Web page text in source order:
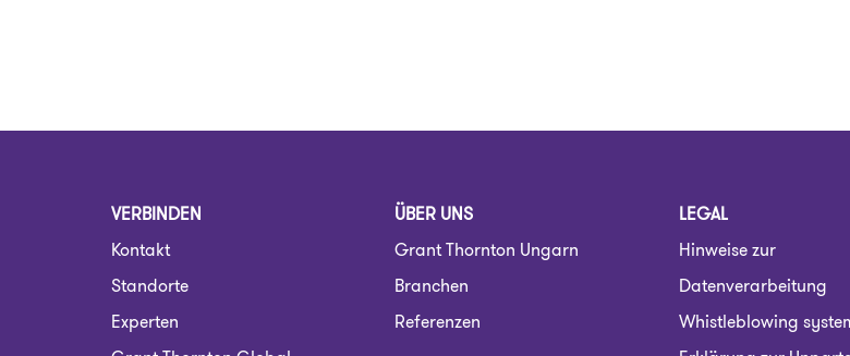
VERBINDEN
Kontakt
Standorte
Experten
ÜBER UNS
Grant Thornton Ungarn
Branchen
Referenzen
LEGAL
Hinweise zur
Datenverarbeitung
Whistleblowing